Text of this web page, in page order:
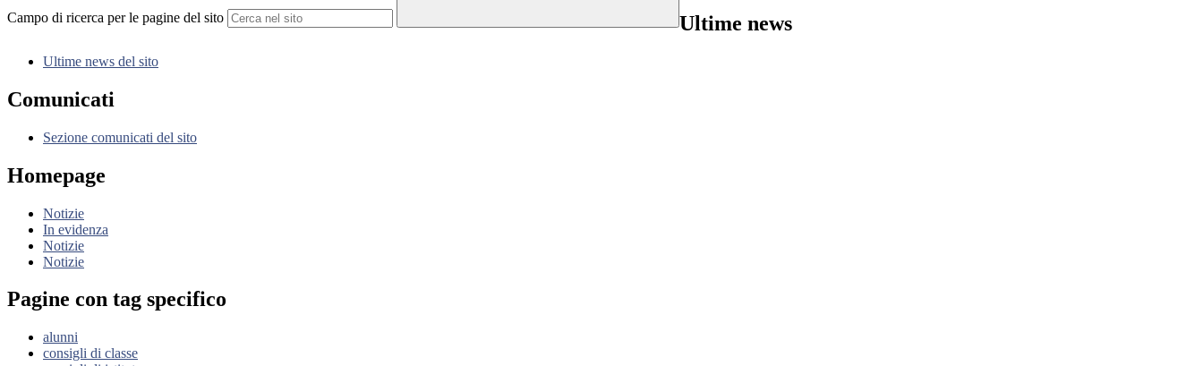
Campo di ricerca per le pagine del sito Ultime news
Ultime news del sito
Comunicati
Sezione comunicati del sito
Homepage
Notizie
In evidenza
Notizie
Notizie
Pagine con tag specifico
alunni
consigli di classe